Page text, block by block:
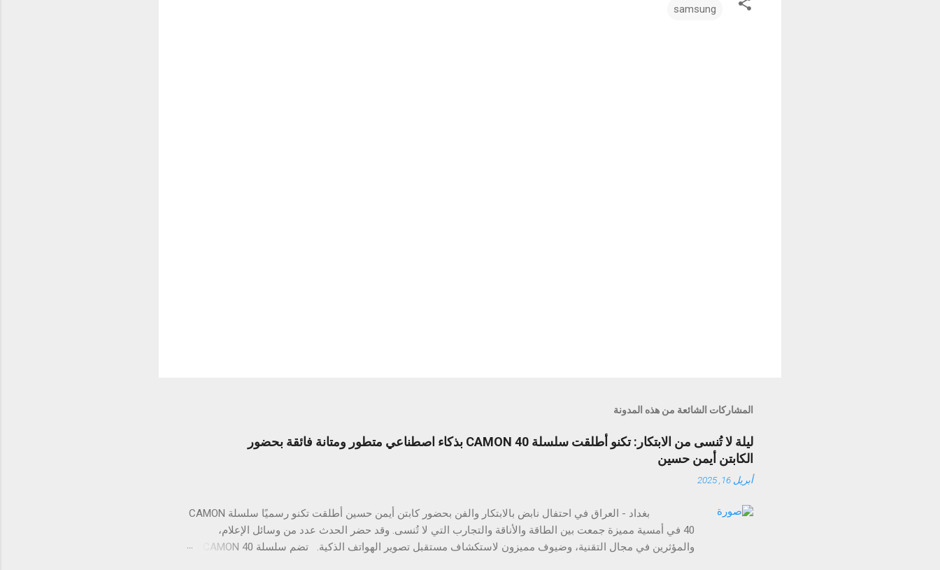
samsung
المشاركات الشائعة من هذه المدونة
ليلة لا تُنسى من الابتكار: تكنو أطلقت سلسلة CAMON 40 بذكاء اصطناعي متطور ومتانة فائقة بحضور
الكابتن أيمن حسين
أبريل 16, 2025
بغداد - العراق في احتفال نابض بالابتكار والفن بحضور كابتن أيمن حسين أطلقت تكنو رسميًا سلسلة CAMON
40 في أمسية مميزة جمعت بين الطاقة والأناقة والتجارب التي لا تُنسى. وقد حضر الحدث عدد من وسائل الإعلام،
والمؤثرين في مجال التقنية، وضيوف مميزون لاستكشاف مستقبل تصوير الهواتف الذكية. تضم سلسلة CAMON 40